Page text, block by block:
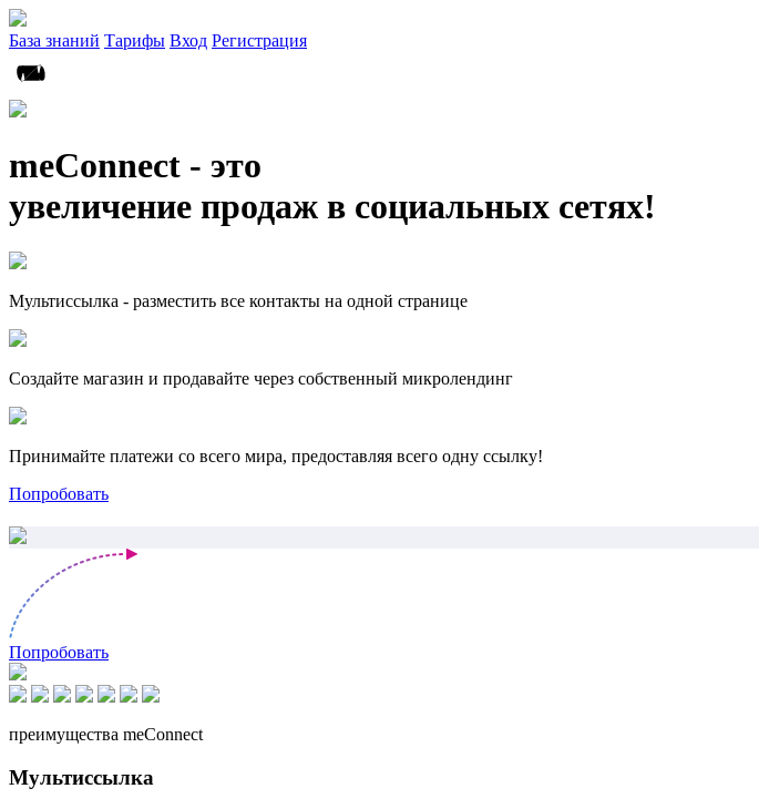
База знаний Тарифы Вход Регистрация
meConnect - это
увеличение продаж в социальных сетях!
Мультиссылка - разместить все контакты на одной странице
Создайте магазин и продавайте через собственный микролендинг
Принимайте платежи со всего мира, предоставляя всего одну ссылку!
Попробовать
Попробовать
преимущества meConnect
Мультиссылка